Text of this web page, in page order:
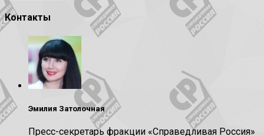
Контакты
Эмилия Затолочная
Пресс-секретарь фракции «Справедливая Россия»